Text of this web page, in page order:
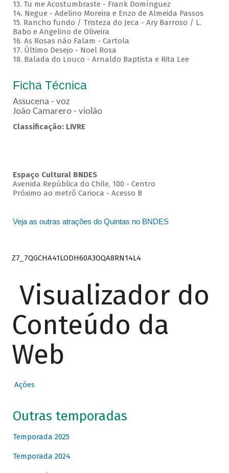
13. Tu me Acostumbraste - Frank Domínguez
14. Negue - Adelino Moreira e Enzo de Almeida Passos
15. Rancho fundo / Tristeza do Jeca - Ary Barroso / L.
Babo e Angelino de Oliveira
16. As Rosas não Falam - Cartola
17. Último Desejo - Noel Rosa
18. Balada do Louco - Arnaldo Baptista e Rita Lee
Ficha Técnica
Assucena - voz
João Camarero - violão
Classificação: LIVRE
Espaço Cultural BNDES
Avenida República do Chile, 100 - Centro
Próximo ao metrô Carioca - Acesso B
Veja as outras atrações do Quintas no BNDES
Z7_7QGCHA41LODH60A3OQA8RN14L4
Visualizador do
Conteúdo da
Web
Ações
Outras temporadas
Temporada 2025
Temporada 2024